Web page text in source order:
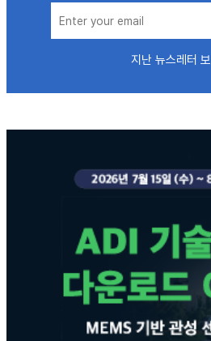
지난 뉴스레터